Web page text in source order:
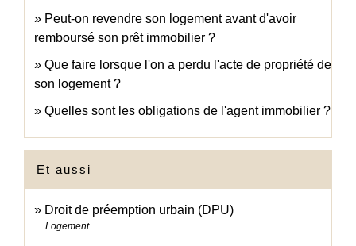
Peut-on revendre son logement avant d'avoir
remboursé son prêt immobilier ?
Que faire lorsque l'on a perdu l'acte de propriété de
son logement ?
Quelles sont les obligations de l'agent immobilier ?
Et aussi
Droit de préemption urbain (DPU)
Logement